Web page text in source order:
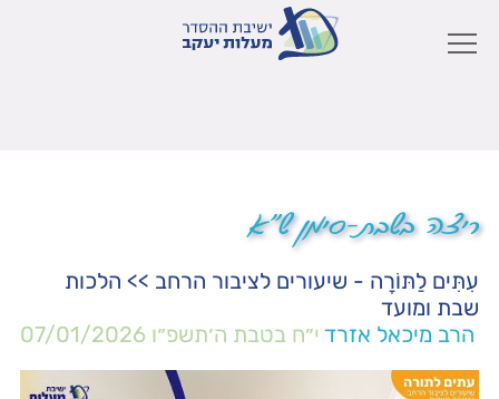
ריצה בשבת-סימן ש"א
עִתִּים לַתּוֹרָה - שיעורים לציבור הרחב >> הלכות
שבת ומועד
הרב מיכאל אזרד י״ח בטבת ה׳תשפ״ו 07/01/2026